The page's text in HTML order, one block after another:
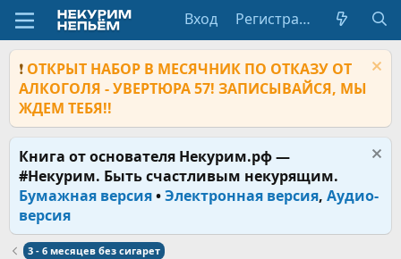
Вход Регистрация
❗ ОТКРЫТ НАБОР В МЕСЯЧНИК ПО ОТКАЗУ ОТ
АЛКОГОЛЯ - УВЕРТЮРА 57! ЗАПИСЫВАЙСЯ, МЫ
ЖДЕМ ТЕБЯ!!
Книга от основателя Некурим.рф —
#Некурим. Быть счастливым некурящим.
Бумажная версия•Электронная версия, Аудио-
версия
3 - 6 месяцев без сигарет